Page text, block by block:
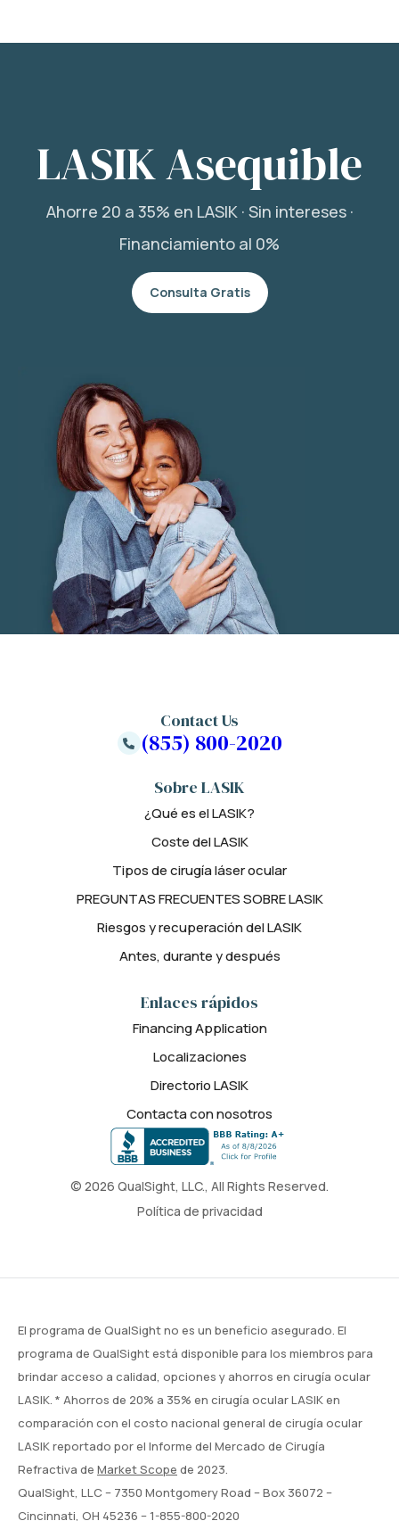
LASIK Asequible
Ahorre 20 a 35% en LASIK · Sin intereses ·
Financiamiento al 0%
Consulta Gratis
© 2026 QualSight, LLC., All Rights Reserved.
Política de privacidad
Sobre LASIK
¿Qué es el LASIK?
Coste del LASIK
Tipos de cirugía láser ocular
PREGUNTAS FRECUENTES SOBRE LASIK
Riesgos y recuperación del LASIK
Antes, durante y después
Enlaces rápidos
Financing Application
Localizaciones
Directorio LASIK
Contacta con nosotros
Contact Us
(855) 800-2020
El programa de QualSight no es un beneficio asegurado. El
programa de QualSight está disponible para los miembros para
brindar acceso a calidad, opciones y ahorros en cirugía ocular
LASIK. * Ahorros de 20% a 35% en cirugía ocular LASIK en
comparación con el costo nacional general de cirugía ocular
LASIK reportado por el Informe del Mercado de Cirugía
Refractiva de Market Scope de 2023.
QualSight, LLC – 7350 Montgomery Road – Box 36072 –
Cincinnati, OH 45236 –1-855-800-2020